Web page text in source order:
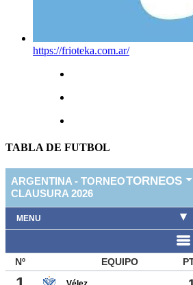
https://frioteka.com.ar/
TABLA DE FUTBOL